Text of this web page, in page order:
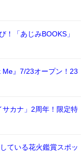
！「あじみBOOKS」
』7/23オープン！23
カナ」2周年！限定特
ている花火鑑賞スポッ